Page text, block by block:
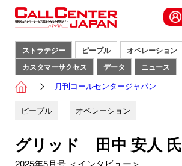
ストラテジー ピープル オペレーション
カスタマーサクセス
データ ニュース
月刊コールセンタージャパン
ピープル オペレーション
グリッド 田中 安人 氏
2025年5月号 ＜インタビュー＞